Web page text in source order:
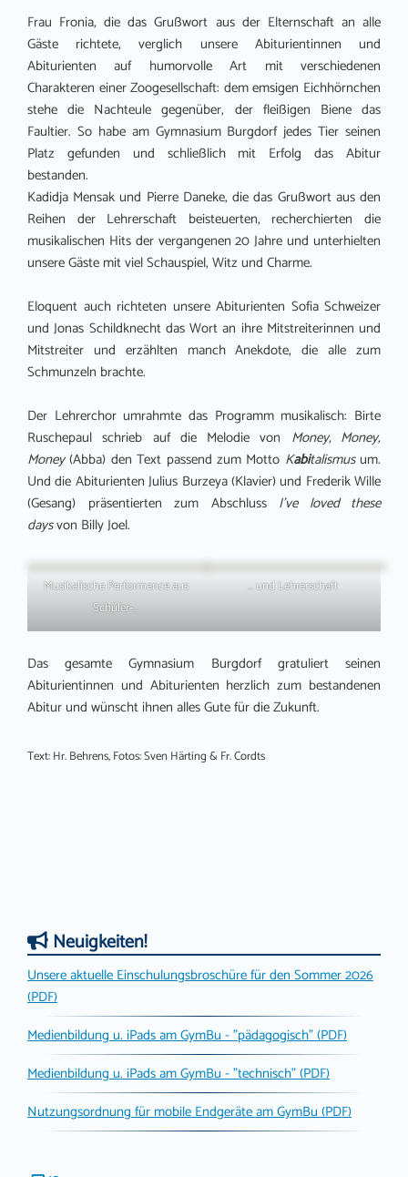
Frau Fronia, die das Grußwort aus der Elternschaft an alle
Gäste richtete, verglich unsere Abiturientinnen und
Abiturienten auf humorvolle Art mit verschiedenen
Charakteren einer Zoogesellschaft: dem emsigen Eichhörnchen
stehe die Nachteule gegenüber, der fleißigen Biene das
Faultier. So habe am Gymnasium Burgdorf jedes Tier seinen
Platz gefunden und schließlich mit Erfolg das Abitur
bestanden.
Kadidja Mensak und Pierre Daneke, die das Grußwort aus den
Reihen der Lehrerschaft beisteuerten, recherchierten die
musikalischen Hits der vergangenen 20 Jahre und unterhielten
unsere Gäste mit viel Schauspiel, Witz und Charme.
Eloquent auch richteten unsere Abiturienten Sofia Schweizer
und Jonas Schildknecht das Wort an ihre Mitstreiterinnen und
Mitstreiter und erzählten manch Anekdote, die alle zum
Schmunzeln brachte.
Der Lehrerchor umrahmte das Programm musikalisch: Birte
Ruschepaul schrieb auf die Melodie von Money, Money,
Money(Abba) den Text passend zum Motto Kabitalismusum.
Und die Abiturienten Julius Burzeya (Klavier) und Frederik Wille
(Gesang) präsentierten zum Abschluss I’ve loved these
daysvon Billy Joel.
Musikalische Performance aus
Schüler-…
… und Lehrerschaft
Das gesamte Gymnasium Burgdorf gratuliert seinen
Abiturientinnen und Abiturienten herzlich zum bestandenen
Abitur und wünscht ihnen alles Gute für die Zukunft.
Text: Hr. Behrens, Fotos: Sven Härting & Fr. Cordts
Neuigkeiten!
Unsere aktuelle Einschulungsbroschüre für den Sommer 2026
(PDF)
Medienbildung u. iPads am GymBu - "pädagogisch" (PDF)
Medienbildung u. iPads am GymBu - "technisch" (PDF)
Nutzungsordnung für mobile Endgeräte am GymBu (PDF)